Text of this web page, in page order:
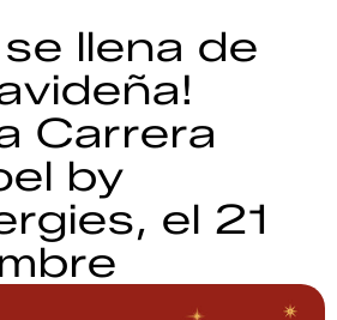
se llena de
Carrera
by
el 21